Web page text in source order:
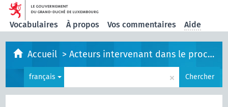
Vocabulaires À propos Vos commentaires Aide
Accueil >Acteurs intervenant dans le processus législatif
français × Chercher